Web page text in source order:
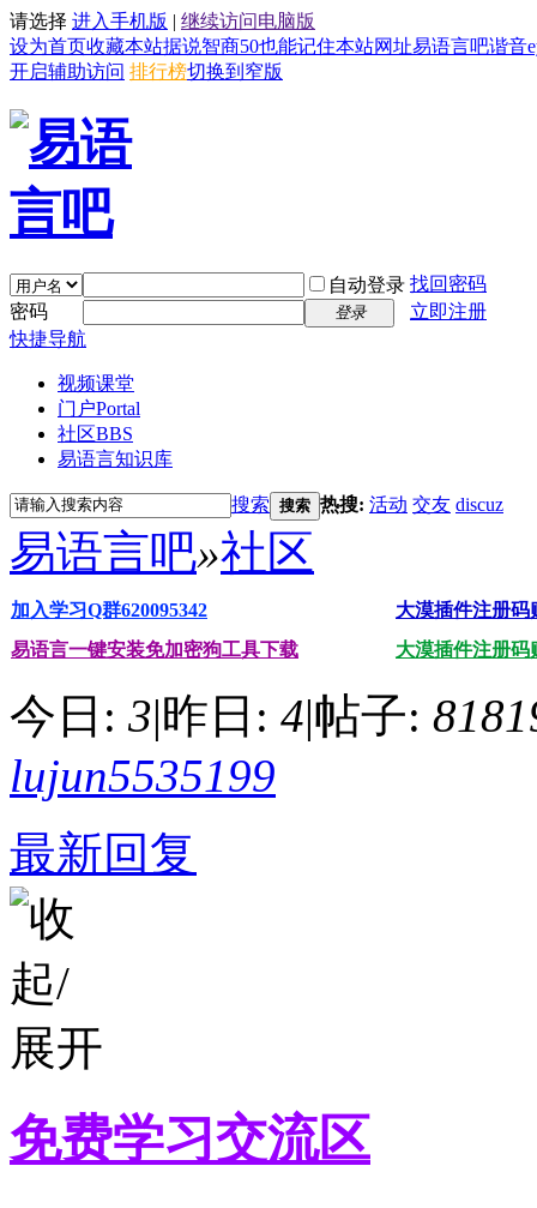
请选择 进入手机版 | 继续访问电脑版
设为首页收藏本站据说智商50也能记住本站网址易语言吧谐音
开启辅助访问 排行榜切换到窄版
自动登录 找回密码
密码
登录
立即注册
快捷导航
视频课堂
门户Portal
社区BBS
易语言知识库
搜索 搜索 热搜: 活动 交友 discuz
易语言吧»社区
加入学习Q群620095342
大漠插件注册码
易语言一键安装免加密狗工具下载
大漠插件注册码
今日: 3|昨日: 4|帖子:
lujun5535199
最新回复
免费学习交流区